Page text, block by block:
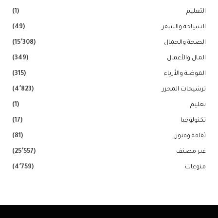
التعليم (1)
السياحة والسفر (49)
الصحة والجمال (15٬308)
المال والأعمال (349)
الموضة والأزياء (315)
ترشيحات المحرر (4٬823)
تعليم (1)
تكنولوجيا (17)
ثقافة وفنون (81)
غير مصنف (25٬557)
منوعات (4٬759)